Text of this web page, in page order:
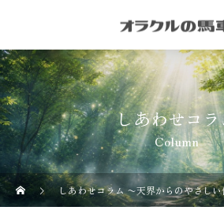
しあわせコ
Column
しあわせコラム 〜天界からのやさし